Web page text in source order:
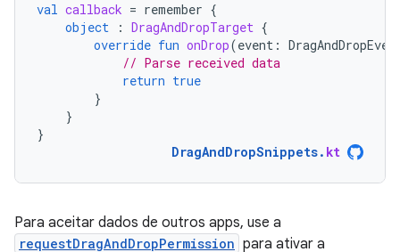
val callback = remember {
object
: DragAndDropTarget {
override fun onDrop(event :
// Parse received data
return true
}
}
}
DragAndDropSnippets. kt
Para aceitar dados de outros apps, use a
requestDragAndDropPermission para ativar a